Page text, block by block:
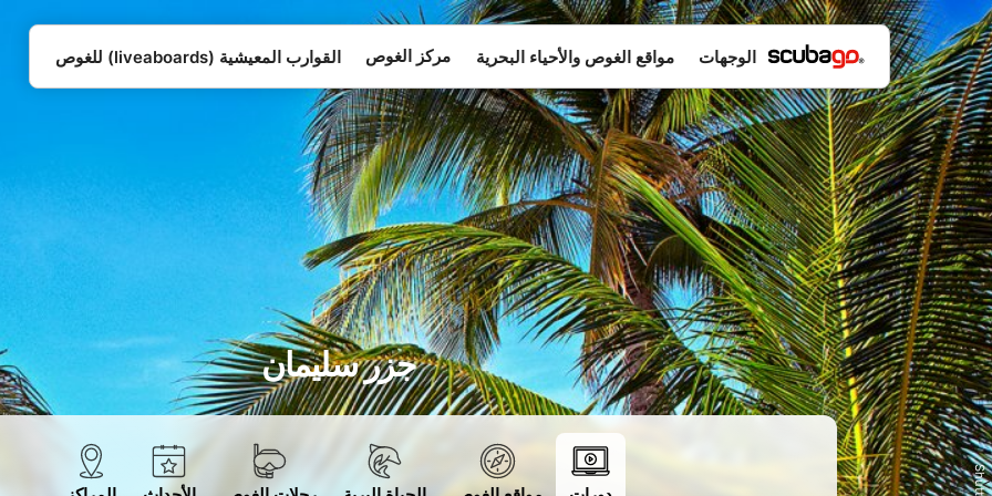
الوجهات مواقع الغوص والأحياء البحرية مركز الغوص القوارب المعيشية (liveaboards) للغوص
>
جزر سليمان